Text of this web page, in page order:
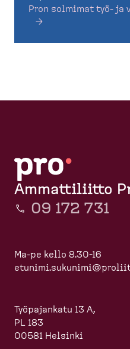
Pron solmimat työ- ja
Ammattiliitto
09 172 731
Ma-pe kello 8.30-16
Työpajankatu 13 A,
PL 183
00581 Helsinki